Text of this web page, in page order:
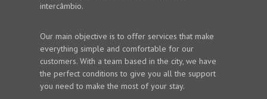
intercâmbio.
Our main objective is to offer services that make
everything simple and comfortable for our
customers. With a team based in the city, we have
the perfect conditions to give you all the support
you need to make the most of your stay.